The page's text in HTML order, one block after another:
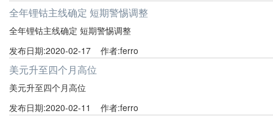
全年锂钴主线确定 短期警惕调整
全年锂钴主线确定 短期警惕调整
发布日期:2020-02-17 作者:ferro
美元升至四个月高位
美元升至四个月高位
发布日期:2020-02-11 作者:ferro